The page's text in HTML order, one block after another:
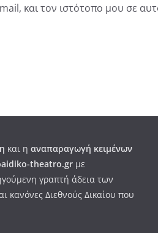
και τον ιστότοπο μου σε
και η αναπαραγωγή κειμένων
theatro.gr με
γραπτή άδεια των
κανόνες Διεθνούς Δικαίου που